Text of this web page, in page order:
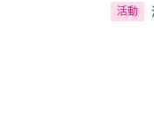
活動